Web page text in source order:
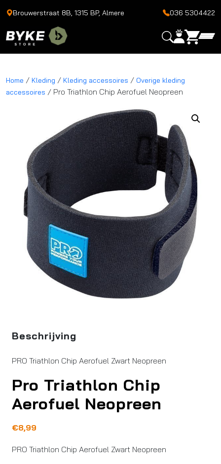
Brouwerstraat 8B, 1315 BP, Almere 036 5304422
Home / Kleding / Kleding accessoires / Overige kleding
accessoires / Pro Triathlon Chip Aerofuel Neopreen
Beschrijving
PRO Triathlon Chip Aerofuel Zwart Neopreen
Pro Triathlon Chip
Aerofuel Neopreen
€8,99
PRO Triathlon Chip Aerofuel Zwart Neopreen